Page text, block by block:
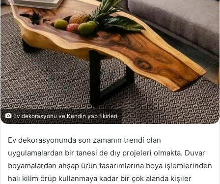
Ev dekorasyonu ve Kendin yap fikirleri
Ev dekorasyonunda son zamanın trendi olan
uygulamalardan bir tanesi de dıy projeleri olmakta. Duvar
boyamalardan ahşap ürün tasarımlarına boya işlemlerinden
halı kilim örüp kullanmaya kadar bir çok alanda kişiler